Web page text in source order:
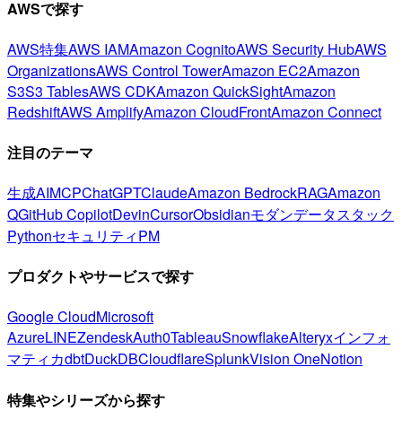
AWSで探す
AWS特集AWS IAMAmazon CognitoAWS Security HubAWS
OrganizationsAWS Control TowerAmazon EC2Amazon
S3S3 TablesAWS CDKAmazon QuickSightAmazon
RedshiftAWS AmplifyAmazon CloudFrontAmazon Connect
注目のテーマ
生成AIMCPChatGPTClaudeAmazon BedrockRAGAmazon
QGitHub CopilotDevinCursorObsidianモダンデータスタック
PythonセキュリティPM
プロダクトやサービスで探す
Google CloudMicrosoft
AzureLINEZendeskAuth0TableauSnowflakeAlteryxインフォ
マティカdbtDuckDBCloudflareSplunkVision OneNotion
特集やシリーズから探す